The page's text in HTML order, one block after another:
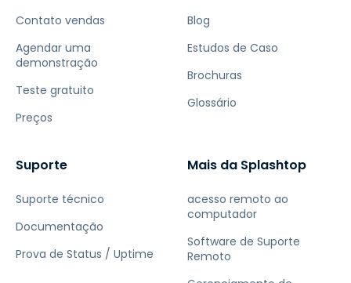
Contato vendas
Agendar uma
demonstração
Teste gratuito
Preços
Blog
Estudos de Caso
Brochuras
Glossário
Suporte
Suporte técnico
Documentação
Prova de Status / Uptime
Mais da Splashtop
acesso remoto ao
computador
Software de Suporte
Remoto